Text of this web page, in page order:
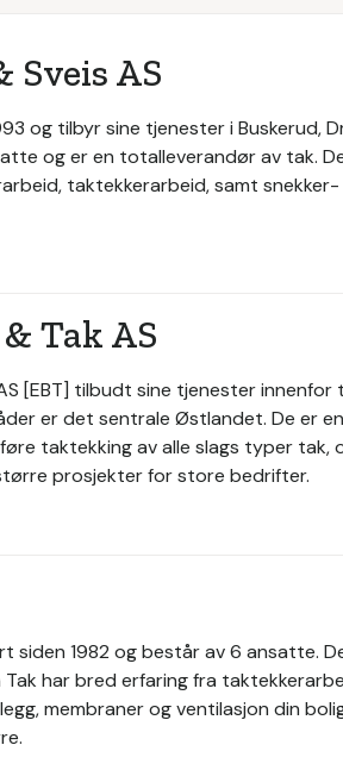
Sveis AS
og tilbyr sine tjenester i Buskerud,
og er en totalleverandør av tak.
taktekkerarbeid, samt
Tak AS
[EBT] tilbudt sine tjenester
er det sentrale Østlandet. De er
taktekking av alle slags typer tak,
prosjekter for store bedrifter.
1982 og består av 6 ansatte.
har bred erfaring fra
membraner og ventilasjon din